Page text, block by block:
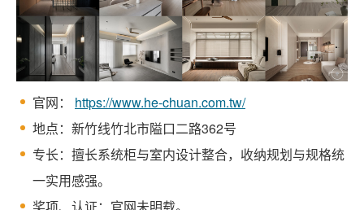
官网： https://www.he-chuan.com.tw/
地点：新竹线竹北市隘口二路362号
专长：擅长系统柜与室内设计整合，收纳规划与规格统
一实用感强。
奖项、认证：官网未明载。